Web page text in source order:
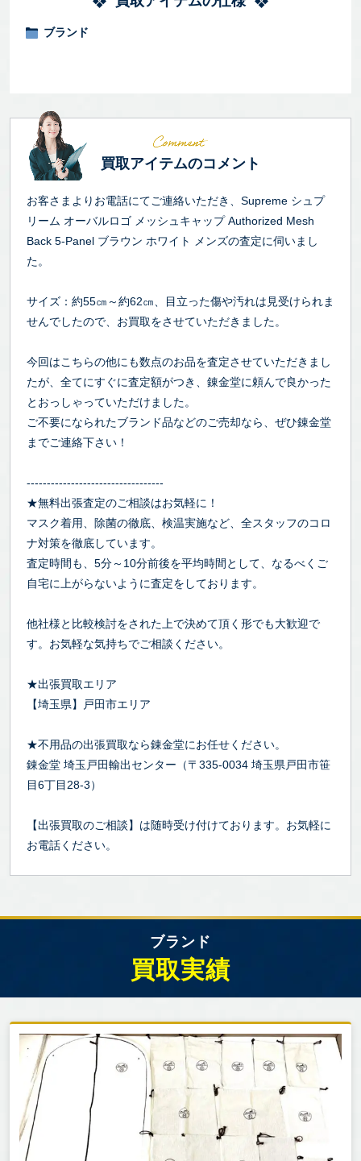
ブランド
買取アイテムのコメント
お客さまよりお電話にてご連絡いただき、Supreme シュプ
リーム オーバルロゴ メッシュキャップ Authorized Mesh
Back 5-Panel ブラウン ホワイト メンズの査定に伺いまし
た。
サイズ：約55㎝～約62㎝、目立った傷や汚れは見受けられま
せんでしたので、お買取をさせていただきました。
今回はこちらの他にも数点のお品を査定させていただきまし
たが、全てにすぐに査定額がつき、錬金堂に頼んで良かった
とおっしゃっていただけました。
ご不要になられたブランド品などのご売却なら、ぜひ錬金堂
までご連絡下さい！
----------------------------------
★無料出張査定のご相談はお気軽に！
マスク着用、除菌の徹底、検温実施など、全スタッフのコロ
ナ対策を徹底しています。
査定時間も、5分～10分前後を平均時間として、なるべくご
自宅に上がらないように査定をしております。
他社様と比較検討をされた上で決めて頂く形でも大歓迎で
す。お気軽な気持ちでご相談ください。
★出張買取エリア
【埼玉県】戸田市エリア
★不用品の出張買取なら錬金堂にお任せください。
錬金堂 埼玉戸田輸出センター（〒335-0034 埼玉県戸田市笹
目6丁目28-3）
【出張買取のご相談】は随時受け付けております。お気軽に
お電話ください。
ブランド
買取実績